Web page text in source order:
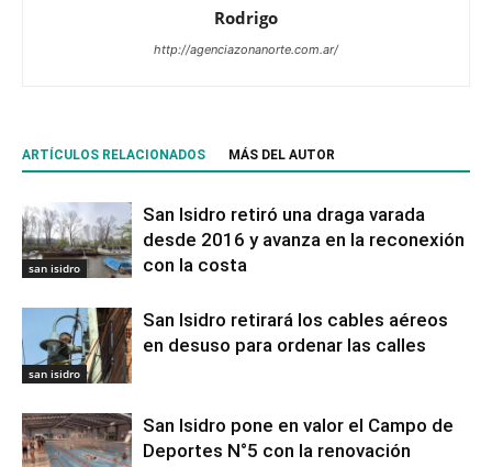
Rodrigo
http://agenciazonanorte.com.ar/
ARTÍCULOS RELACIONADOS MÁS DEL AUTOR
san isidro
San Isidro retiró una draga varada
desde 2016 y avanza en la reconexión
con la costa
san isidro
San Isidro retirará los cables aéreos
en desuso para ordenar las calles
San Isidro pone en valor el Campo de
Deportes N°5 con la renovación